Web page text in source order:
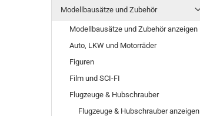
Modellbausätze und Zubehör
Modellbausätze und Zubehör anzeigen
Auto, LKW und Motorräder
Figuren
Film und SCI-FI
Flugzeuge & Hubschrauber
Flugzeuge & Hubschrauber anzeigen